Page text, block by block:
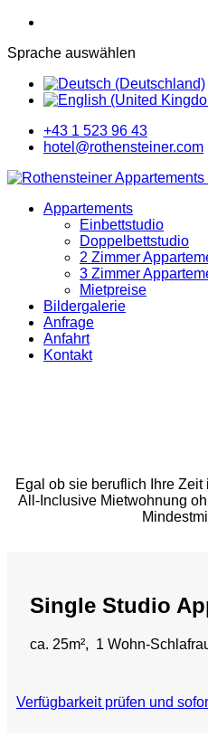
Sprache auswählen
+43 1 523 96 43
hotel@rothensteiner.com
Appartements
Einbettstudio
Doppelbettstudio
2 Zimmer
3 Zimmer
Mietpreise
Bildergalerie
Anfrage
Anfahrt
Kontakt
Egal ob sie beruflich Ihre
All-Inclusive Mietwohnung
Single Studio
ca. 25m², 1 Wohn-
Verfügbarkeit prüfen und